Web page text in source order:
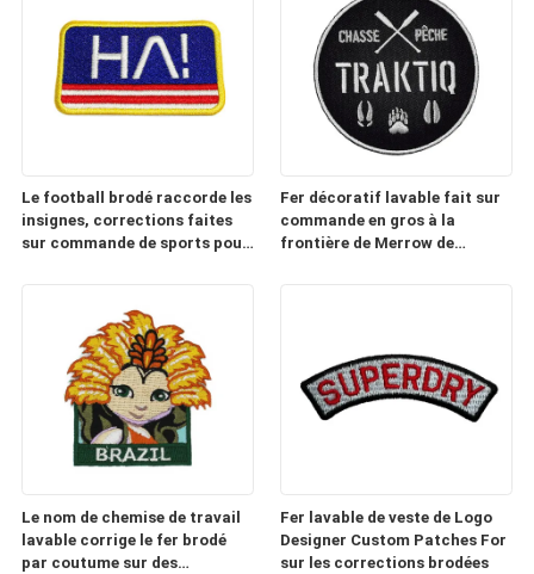
Le football brodé raccorde les
insignes, corrections faites
sur commande de sports pour
Fer décoratif lavable fait sur
commande en gros à la
frontière de Merrow de
Le nom de chemise de travail
lavable corrige le fer brodé
par coutume sur des
Fer lavable de veste de Logo
Designer Custom Patches For
sur les corrections brodées